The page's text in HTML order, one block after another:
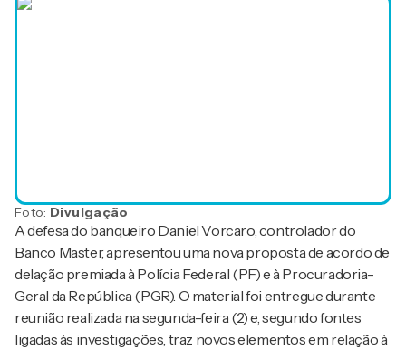
Foto: Divulgação
A defesa do banqueiro Daniel Vorcaro, controlador do
Banco Master, apresentou uma nova proposta de acordo de
delação premiada à Polícia Federal (PF) e à Procuradoria-
Geral da República (PGR). O material foi entregue durante
reunião realizada na segunda-feira (2) e, segundo fontes
ligadas às investigações, traz novos elementos em relação à